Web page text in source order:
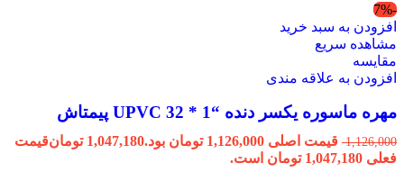
-7%
افزودن به سبد خرید
مشاهده سریع
مقایسه
افزودن به علاقه مندی
مهره ماسوره یکسر دنده “1 * 32 UPVC پیمتاش
1,126,000 قیمت اصلی 1,126,000 تومان بود. 1,047,180 تومانقیمت
فعلی 1,047,180 تومان است.